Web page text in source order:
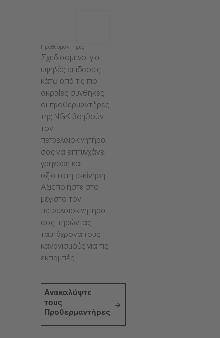
Προθερμαντήρες
Σχεδιασμένοι για
υψηλές επιδόσεις
κάτω από τις πιο
ακραίες συνθήκες,
οι προθερμαντήρες
της NGK βοηθούν
τον
πετρελαιοκινητήρα
σας να επιτυγχάνει
γρήγορη και
αξιόπιστη εκκίνηση.
Αξιοποιήστε στο
μέγιστο τον
πετρελαιοκινητήρα
σας, τηρώντας
ταυτόχρονα τους
κανονισμούς για τις
εκπομπές.
Ανακαλύψτε
τους
Προθερμαντήρες